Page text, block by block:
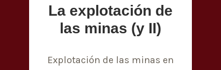
La explotación de
las minas (y II)
Explotación de las minas en